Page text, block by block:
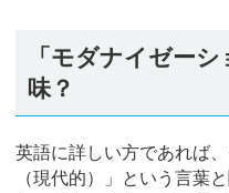
「モダナイゼー
味？
英語に詳しい方であれば
（現代的）」という言葉